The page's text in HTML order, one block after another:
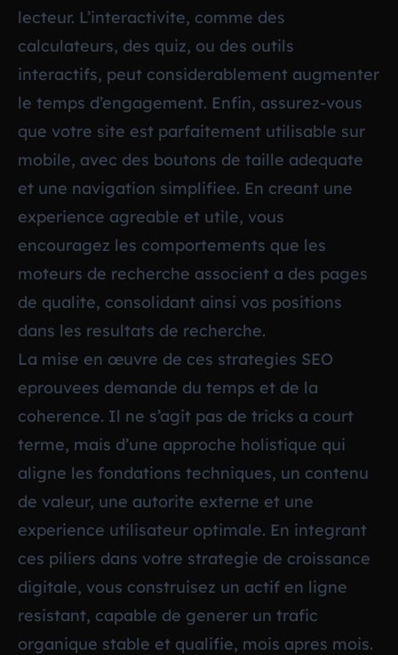
lecteur. L’interactivite, comme des
calculateurs, des quiz, ou des outils
interactifs, peut considerablement augmenter
le temps d’engagement. Enfin, assurez-vous
que votre site est parfaitement utilisable sur
mobile, avec des boutons de taille adequate
et une navigation simplifiee. En creant une
experience agreable et utile, vous
encouragez les comportements que les
moteurs de recherche associent a des pages
de qualite, consolidant ainsi vos positions
dans les resultats de recherche.
La mise en œuvre de ces strategies SEO
eprouvees demande du temps et de la
coherence. Il ne s’agit pas de tricks a court
terme, mais d’une approche holistique qui
aligne les fondations techniques, un contenu
de valeur, une autorite externe et une
experience utilisateur optimale. En integrant
ces piliers dans votre strategie de croissance
digitale, vous construisez un actif en ligne
resistant, capable de generer un trafic
organique stable et qualifie, mois apres mois.